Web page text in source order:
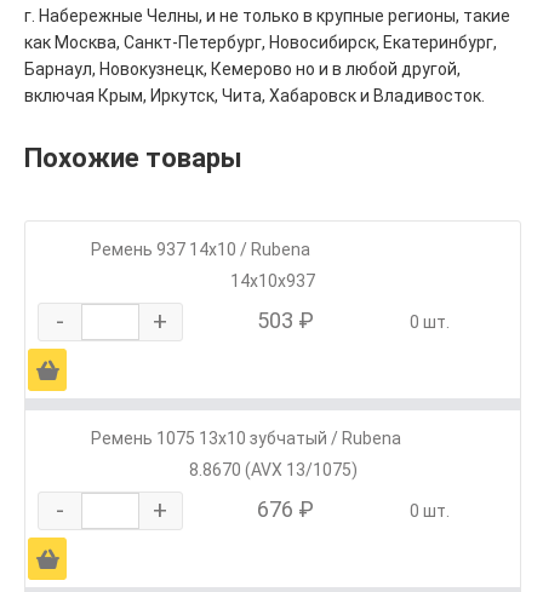
г. Набережные Челны, и не только в крупные регионы, такие
как Москва, Санкт-Петербург, Новосибирск, Екатеринбург,
Барнаул, Новокузнецк, Кемерово но и в любой другой,
включая Крым, Иркутск, Чита, Хабаровск и Владивосток.
Похожие товары
Ремень 937 14х10 / Rubena
14х10х937
- + 503 ₽ 0 шт.
Ä
Ремень 1075 13х10 зубчатый / Rubena
8.8670 (AVX 13/1075)
- + 676 ₽ 0 шт.
Ä